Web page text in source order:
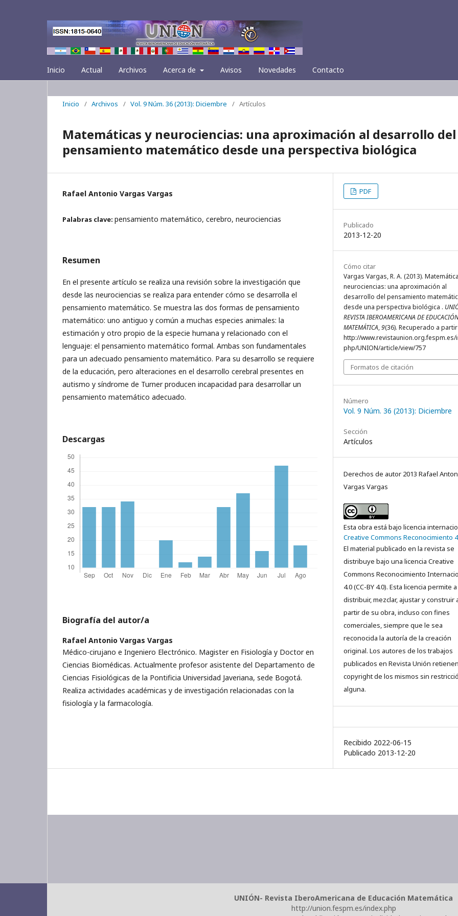
Inicio Actual Archivos Acerca de Avisos Novedades Contacto
Inicio / Archivos / Vol. 9 Núm. 36 (2013): Diciembre / Artículos
Matemáticas y neurociencias: una aproximación al desarrollo del
pensamiento matemático desde una perspectiva biológica
Rafael Antonio Vargas Vargas
Palabras clave: pensamiento matemático, cerebro, neurociencias
Resumen
En el presente artículo se realiza una revisión sobre la investigación que
desde las neurociencias se realiza para entender cómo se desarrolla el
pensamiento matemático. Se muestra las dos formas de pensamiento
matemático: uno antiguo y común a muchas especies animales: la
estimación y otro propio de la especie humana y relacionado con el
lenguaje: el pensamiento matemático formal. Ambas son fundamentales
para un adecuado pensamiento matemático. Para su desarrollo se requiere
de la educación, pero alteraciones en el desarrollo cerebral presentes en
autismo y síndrome de Turner producen incapacidad para desarrollar un
pensamiento matemático adecuado.
Descargas
Biografía del autor/a
Rafael Antonio Vargas Vargas
Médico-cirujano e Ingeniero Electrónico. Magister en Fisiología y Doctor en
Ciencias Biomédicas. Actualmente profesor asistente del Departamento de
Ciencias Fisiológicas de la Pontificia Universidad Javeriana, sede Bogotá.
Realiza actividades académicas y de investigación relacionadas con la
fisiología y la farmacología.
PDF
Publicado
2013-12-20
Cómo citar
Vargas Vargas, R. A. (2013).
neurociencias: una aproximación al
desarrollo del pensamiento
desde una perspectiva biológica .
REVISTA IBEROAMERICANA DE EDUCACIÓN
MATEMÁTICA,9(36). Recuperado a
http://www.revistaunion.org.fespm.es/
php/UNION/article/view/757
Formatos de citación
Número
Vol. 9 Núm. 36 (2013): Diciembre
Sección
Artículos
Derechos de autor 2013 Rafael
Vargas Vargas
Esta obra está bajo licencia
Creative Commons Reconocimiento
El material publicado en la revista se
distribuye bajo una licencia Creative
Commons Reconocimiento
4.0 (CC-BY 4.0). Esta licencia permite
distribuir, mezclar, ajustar y construir
partir de su obra, incluso con fines
comerciales, siempre que le sea
reconocida la autoría de la creación
original. Los autores de los trabajos
publicados en Revista Unión
copyright de los mismos sin
alguna.
Recibido 2022-06-15
Publicado 2013-12-20
UNIÓN- Revista IberoAmericana de Educación Matemática
http://union.fespm.es/index.php